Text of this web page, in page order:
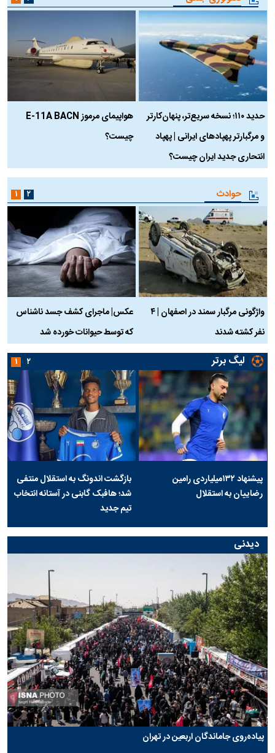
حدید ۱۱۰؛ نسخه سریع‌تر، پنهان‌کارتر
و مرگبارتر پهپادهای ایرانی | پهپاد
انتحاری جدید ایران چیست؟
هواپیمای مرموز E-11A BACN
چیست؟
حوادث
واژگونی مرگبار سمند در اصفهان | ۴
نفر کشته شدند
عکس| ماجرای کشف جسد ناشناس
که توسط حیوانات خورده شد
۱ ۲
لیگ برتر
پیشنهاد ۱۳۲میلیاردی رامین
رضاییان به استقلال
بازگشت اندونگ به استقلال منتفی
شد؛ هافبک گابنی در آستانه انتخاب
تیم جدید
۱ ۲
دیدنی
پیاده‌روی جاماندگان اربعین در تهران